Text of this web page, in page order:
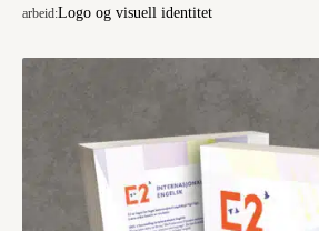
arbeid:Logo og visuell identitet